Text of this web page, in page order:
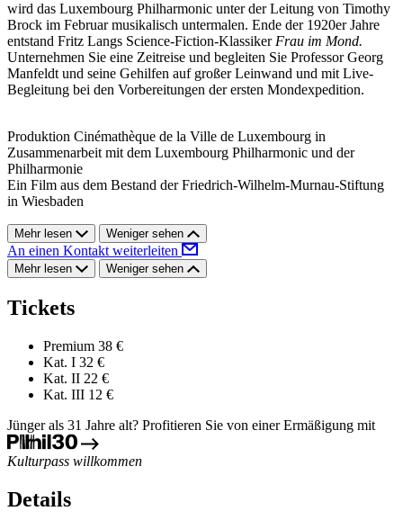
wird das Luxembourg Philharmonic unter der Leitung von Timothy
Brock im Februar musikalisch untermalen. Ende der 1920er Jahre
entstand Fritz Langs Science-Fiction-KlassikerFrau im Mond.
Unternehmen Sie eine Zeitreise und begleiten Sie Professor Georg
Manfeldt und seine Gehilfen auf großer Leinwand und mit Live-
Begleitung bei den Vorbereitungen der ersten Mondexpedition.
Produktion Cinémathèque de la Ville de Luxembourg in
Zusammenarbeit mit dem Luxembourg Philharmonic und der
Philharmonie
Ein Film aus dem Bestand der Friedrich-Wilhelm-Murnau-Stiftung
in Wiesbaden
Mehr lesen Weniger sehen
An einen Kontakt weiterleiten
Mehr lesen Weniger sehen
Tickets
Premium 38 €
Kat. I 32 €
Kat. II 22 €
Kat. III 12 €
Jünger als 31 Jahre alt? Profitieren Sie von einer Ermäßigung mit
Kulturpass willkommen
Details